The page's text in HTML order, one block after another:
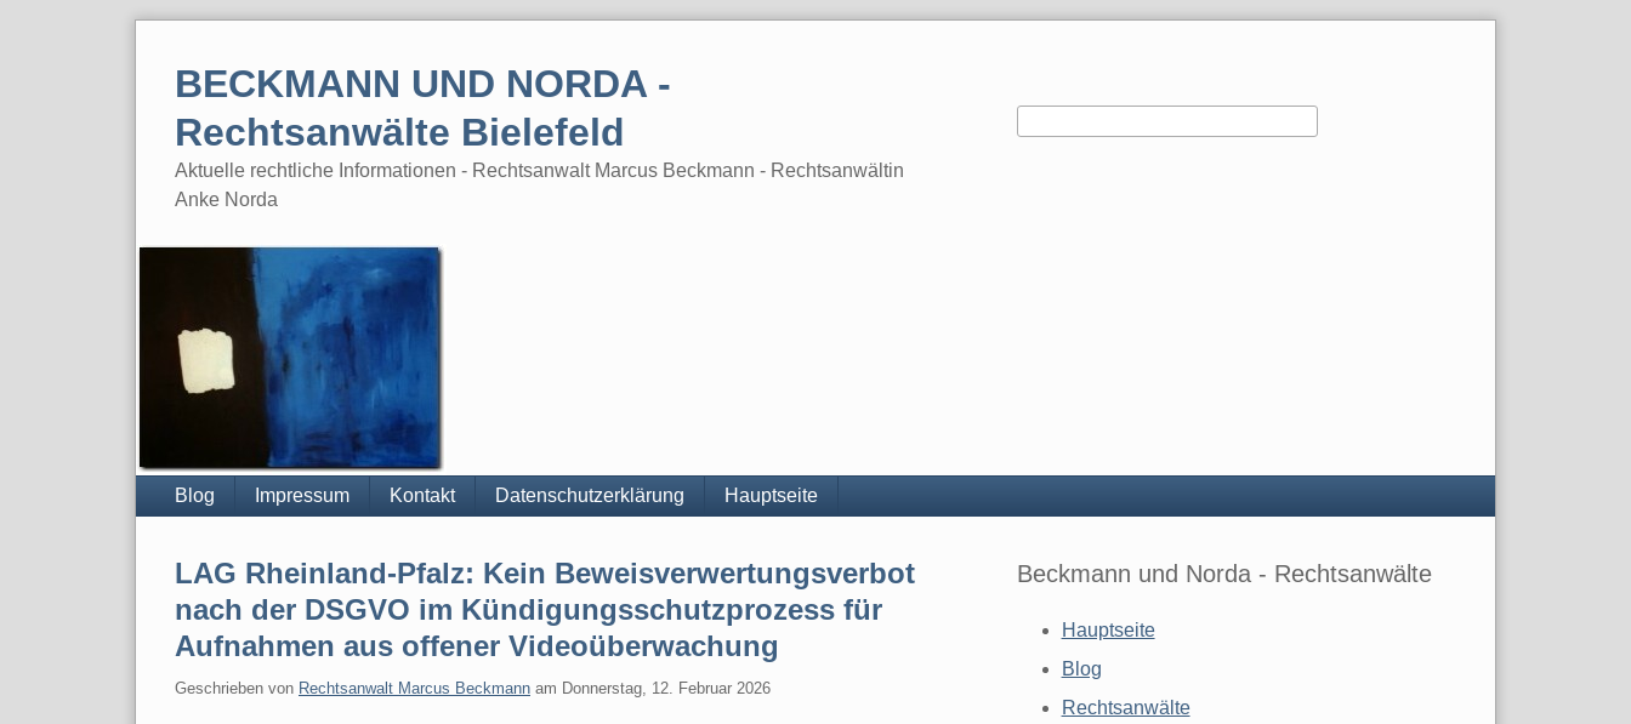
BECKMANN UND NORDA -
Rechtsanwälte Bielefeld
Aktuelle rechtliche Informationen - Rechtsanwalt Marcus Beckmann - Rechtsanwältin
Anke Norda
Blog Impressum Kontakt Datenschutzerklärung Hauptseite
LAG Rheinland-Pfalz: Kein Beweisverwertungsverbot
nach der DSGVO im Kündigungsschutzprozess für
Aufnahmen aus offener Videoüberwachung
Geschrieben von Rechtsanwalt Marcus Beckmann am Donnerstag, 12. Februar 2026
Beckmann und Norda - Rechtsanwälte
Hauptseite
Blog
Rechtsanwälte